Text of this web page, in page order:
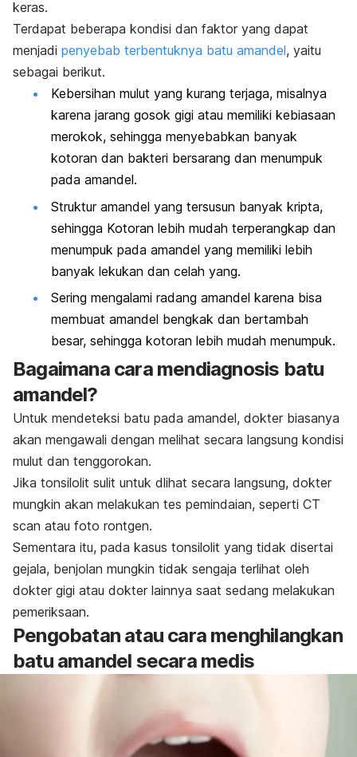
keras.
Terdapat beberapa kondisi dan faktor yang dapat
menjadi penyebab terbentuknya batu amandel, yaitu
sebagai berikut.
Kebersihan mulut yang kurang terjaga, misalnya
karena jarang gosok gigi atau memiliki kebiasaan
merokok, sehingga menyebabkan banyak
kotoran dan bakteri bersarang dan menumpuk
pada amandel.
Struktur amandel yang tersusun banyak kripta,
sehingga Kotoran lebih mudah terperangkap dan
menumpuk pada amandel yang memiliki lebih
banyak lekukan dan celah yang.
Sering mengalami radang amandel karena bisa
membuat amandel bengkak dan bertambah
besar, sehingga kotoran lebih mudah menumpuk.
Bagaimana cara mendiagnosis batu
amandel?
Untuk mendeteksi batu pada amandel, dokter biasanya
akan mengawali dengan melihat secara langsung kondisi
mulut dan tenggorokan.
Jika tonsilolit sulit untuk dlihat secara langsung, dokter
mungkin akan melakukan tes pemindaian, seperti CT
scan atau foto rontgen.
Sementara itu, pada kasus tonsilolit yang tidak disertai
gejala, benjolan mungkin tidak sengaja terlihat oleh
dokter gigi atau dokter lainnya saat sedang melakukan
pemeriksaan.
Pengobatan atau cara menghilangkan
batu amandel secara medis